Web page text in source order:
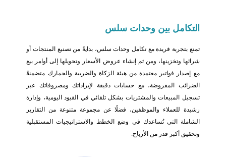
التكامل بين وحدات سلس
تمتع بتجربة فريدة مع تكامل وحدات سلس، بدايةً من تصنيع المنتجات أو
شرائها وتخزينها، ومن ثم إنشاء عروض الأسعار وتحويلها إلى أوامر بيع
مع إصدار فواتير معتمدة من هيئة الزكاة والضريبة والجمارك متضمنةً
الضرائب المفروضة، مع حسابات دقيقة لإيراداتك ومصروفاتك عبر
تسجيل المبيعات والمشتريات بشكل تلقائي في القيود اليومية، وإدارة
رشيدة للعملاء والموظفين، فضلًا عن مجموعة متنوعة من التقارير
الشاملة التي تُساعدك في وضع الخطط والاستراتيجيات المستقبلية
وتحقيق أكبر قدر من الأرباح.